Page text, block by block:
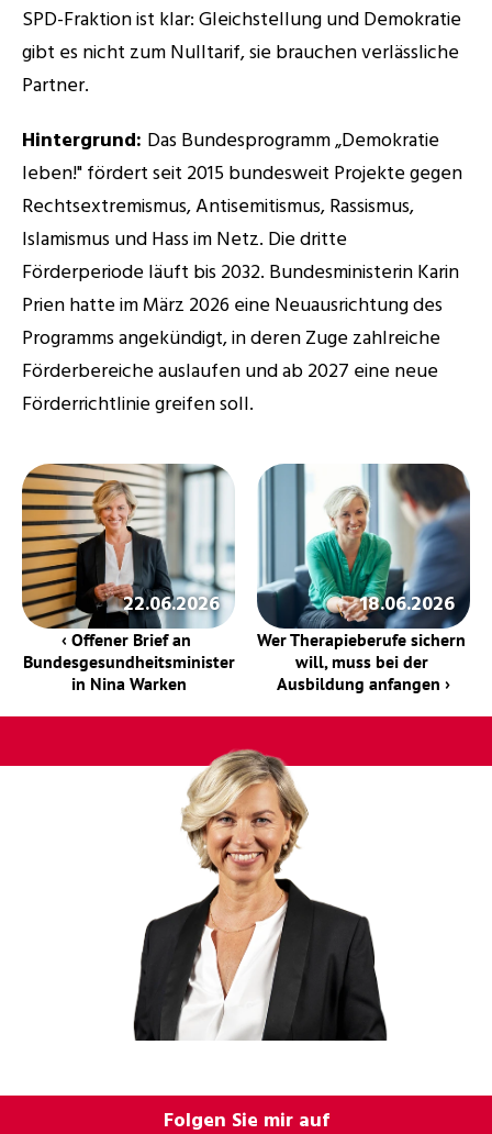
SPD-Fraktion ist klar: Gleichstellung und Demokratie
gibt es nicht zum Nulltarif, sie brauchen verlässliche
Partner.
Hintergrund: Das Bundesprogramm „Demokratie
leben!" fördert seit 2015 bundesweit Projekte gegen
Rechtsextremismus, Antisemitismus, Rassismus,
Islamismus und Hass im Netz. Die dritte
Förderperiode läuft bis 2032. Bundesministerin Karin
Prien hatte im März 2026 eine Neuausrichtung des
Programms angekündigt, in deren Zuge zahlreiche
Förderbereiche auslaufen und ab 2027 eine neue
Förderrichtlinie greifen soll.
22.06.2026
‹ Offener Brief an
Bundesgesundheitsminister
in Nina Warken
18.06.2026
Wer Therapieberufe sichern
will, muss bei der
Ausbildung anfangen ›
Folgen Sie mir auf